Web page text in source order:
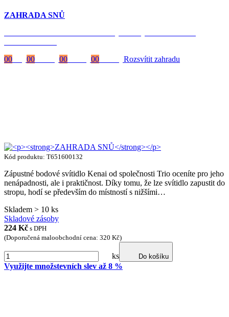
ZAHRADA SNŮ
00
00 00 00 Rozsvítit zahradu
Kód produktu: T651600132
Zápustné bodové svítidlo Kenai od společnosti Trio oceníte pro jeho
nenápadnosti, ale i praktičnost. Díky tomu, že lze svítidlo zapustit do
stropu, hodí se především do místností s nižšími…
Skladem > 10 ks
Skladové zásoby
224 Kč s DPH
(Doporučená maloobchodní cena: 320 Kč)
ks Do košíku
Využijte množstevních slev až 8 %